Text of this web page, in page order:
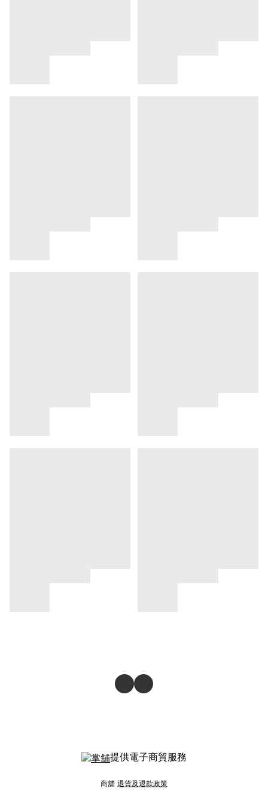
提供電子商貿服務
商舖 退貨及退款政策